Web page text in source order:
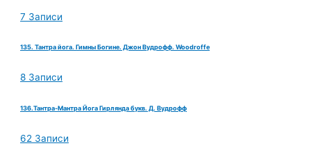
7 Записи
135. Тантра йога. Гимны Богине. Джон Вудрофф. Woodroffe
8 Записи
136.Тантра-Мантра Йога Гирлянда букв. Д. Вудрофф
62 Записи